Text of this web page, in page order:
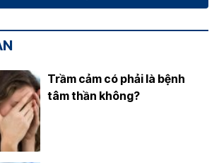
Trầm cảm có phải là bệnh
tâm thần không?